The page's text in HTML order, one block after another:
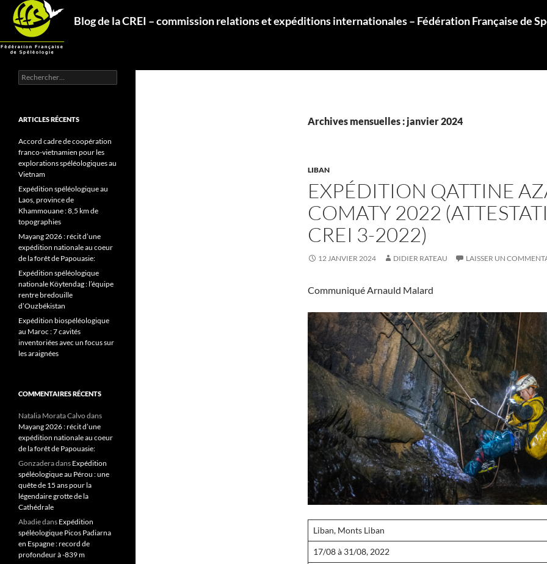
Aller
contenu
Blog de la CREI – commission relations et expéditions internationales – Fédération Française de
Recherche
Archives mensuelles : janvier 2024
LIBAN
EXPÉDITION QATTINE
COMATY 2022
CREI 3-2022)
12 JANVIER 2024 DIDIER RATEAU LAISSER UN
Communiqué Arnauld Malard
Liban, Monts Liban
17/08 à 31/08, 2022
Rechercher :
ARTICLES RÉCENTS
Accord cadre de coopération
franco-vietnamien pour les
explorations spéléologiques au
Vietnam
Expédition spéléologique au
Laos, province de
Khammouane : 8,5 km de
topographies
Mayang 2026 : récit d’une
expédition nationale au coeur
de la forêt de Papouasie:
Expédition spéléologique
nationale Köytendag : l’équipe
rentre bredouille
d’Ouzbékistan
Expédition biospéléologique
au Maroc : 7 cavités
inventoriées avec un focus sur
les araignées
COMMENTAIRES RÉCENTS
Natalia Morata Calvodans
Mayang 2026 : récit d’une
expédition nationale au coeur
de la forêt de Papouasie:
Gonzaderadans Expédition
spéléologique au Pérou : une
quête de 15 ans pour la
légendaire grotte de la
Cathédrale
Abadiedans Expédition
spéléologique Picos Padiarna
en Espagne : record de
profondeur à -839 m